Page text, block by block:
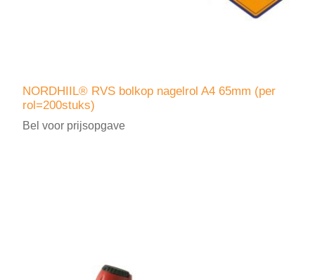
NORDHIIL® RVS bolkop nagelrol A4 65mm (per
rol=200stuks)
Bel voor prijsopgave